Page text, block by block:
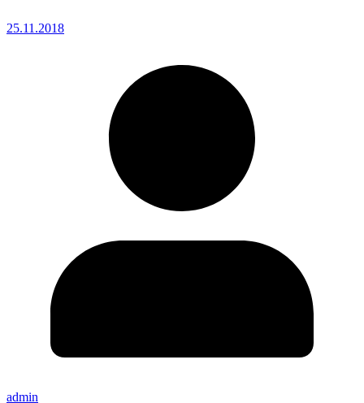
25.11.2018
admin